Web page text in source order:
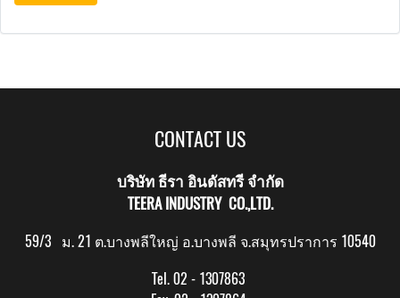
CONTACT US
บริษัท ธีรา อินดัสทรี จำกัด
TEERA INDUSTRY CO.,LTD.
59/3 ม. 21 ต.บางพลีใหญ่ อ.บางพลี จ.สมุทรปราการ 10540
Tel. 02 - 1307863